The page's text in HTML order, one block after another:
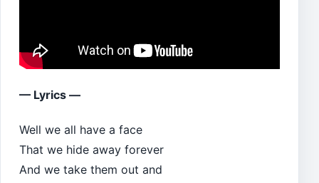
— Lyrics —
Well we all have a face
That we hide away forever
And we take them out and